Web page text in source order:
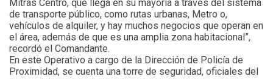
Mitras Centro, que llega en su mayoría a través del sistema
de transporte público, como rutas urbanas, Metro o,
vehículos de alquiler, y hay muchos negocios que operan en
el área, además de que es una amplia zona habitacional”,
recordó el Comandante.
En este Operativo a cargo de la Dirección de Policía de
Proximidad, se cuenta una torre de seguridad, oficiales del